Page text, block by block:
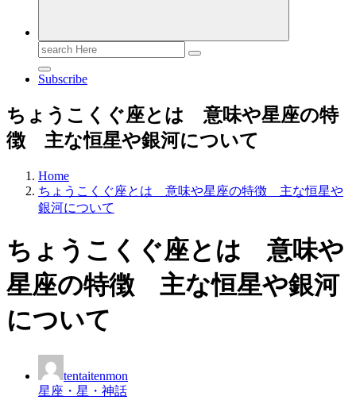
Search
for:
Subscribe
ちょうこくぐ座とは 意味や星座の特
徴 主な恒星や銀河について
Home
ちょうこくぐ座とは 意味や星座の特徴 主な恒星や
銀河について
ちょうこくぐ座とは 意味や
星座の特徴 主な恒星や銀河
について
tentaitenmon
星座・星・神話